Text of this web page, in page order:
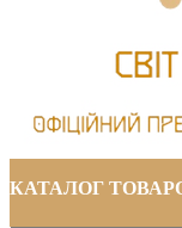
КАТАЛОГ